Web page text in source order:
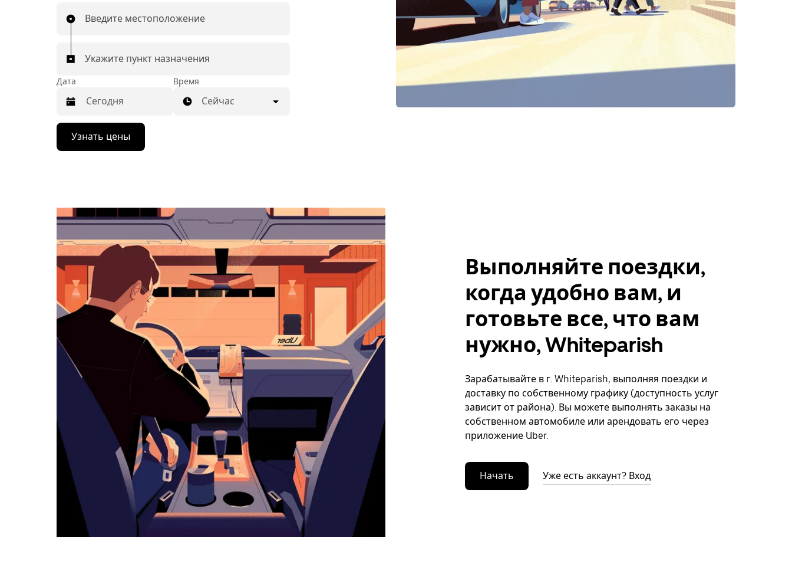
Введите местоположение
Укажите пункт назначения
Дата
Нажмите
стрелку
вниз,
выбрать
дату.
закрыть
календарь,
нажмите
Esc.
Время
Сейчас
Узнать цены
Выполняйте поездки,
когда удобно вам, и
готовьте все, что вам
нужно, Whiteparish
Зарабатывайте в г. Whiteparish, выполняя поездки и
доставку по собственному графику (доступность услуг
зависит от района). Вы можете выполнять заказы на
собственном автомобиле или арендовать его через
приложение Uber.
Начать Уже есть аккаунт? Вход